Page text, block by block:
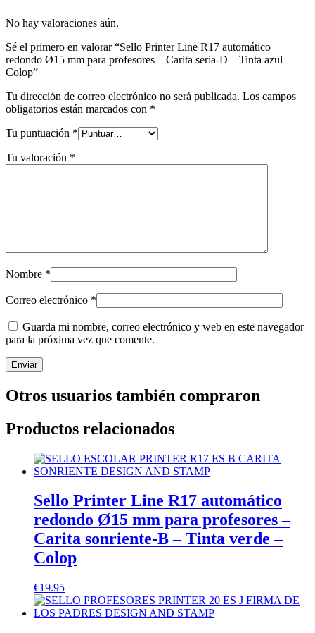
No hay valoraciones aún.
Sé el primero en valorar “Sello Printer Line R17 automático
redondo Ø15 mm para profesores – Carita seria-D – Tinta azul –
Colop”
Tu dirección de correo electrónico no será publicada. Los campos
obligatorios están marcados con *
Tu puntuación *
Tu valoración *
Nombre *
Correo electrónico *
Guarda mi nombre, correo electrónico y web en este navegador
para la próxima vez que comente.
Otros usuarios también compraron
Productos relacionados
Sello Printer Line R17 automático
redondo Ø15 mm para profesores –
Carita sonriente-B – Tinta verde –
Colop
€19.95